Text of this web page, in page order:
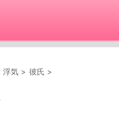
浮気 > 彼氏 >